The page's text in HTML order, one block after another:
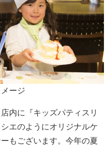
ージ
内に『キッズパティスリ
エのようにオリジナルケ
もございます。今年の夏